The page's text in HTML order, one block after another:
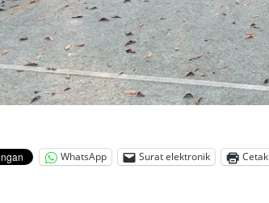
WhatsApp Surat elektronik Cetak